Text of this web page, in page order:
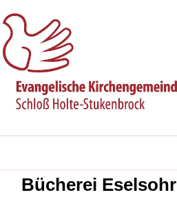
Bücherei Eselsohr